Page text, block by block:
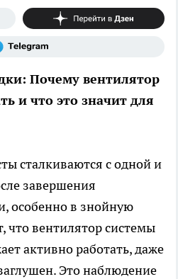
Почему вентилятор
и что это значит для
сталкиваются с одной и
завершения
особенно в знойную
что вентилятор системы
активно работать, даже
Это наблюдение